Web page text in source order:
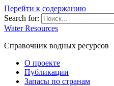
Перейти к содержанию
Search for:
Water Resources
Справочник водных ресурсов
О проекте
Публикации
Запасы по странам